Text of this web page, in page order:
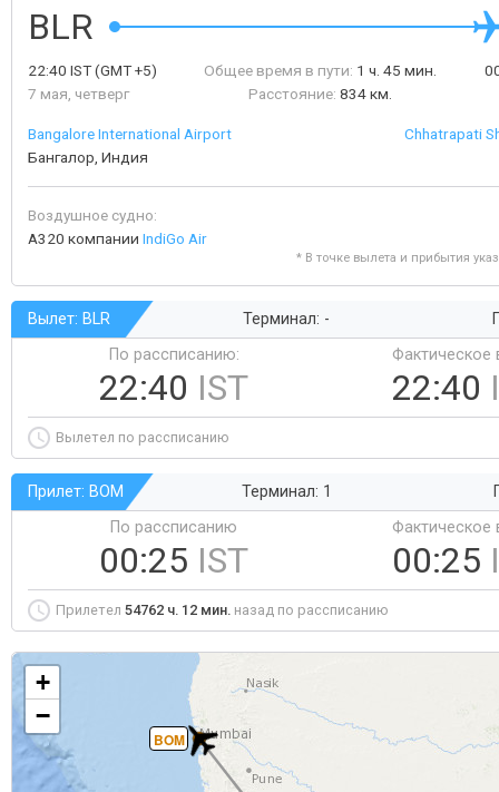
BLR
22:40 IST(GMT +5)
7 мая, четверг
Общее время в пути: 1 ч. 45 мин.
Расстояние: 834 км.
Bangalore International Airport
Бангалор, Индия
Chhatrapati
Воздушное судно:
A320 компании IndiGo Air
* В точке вылета и прибытия
Вылет: BLR Терминал: -
По рассписанию:
22:40 IST
Фактическое
22:40
Вылетел по рассписанию
Прилет: BOM Терминал: 1
По рассписанию
00:25 IST
Фактическое
00:25
Прилетел 54762 ч. 12 мин. назад по рассписанию
BOM
+
−